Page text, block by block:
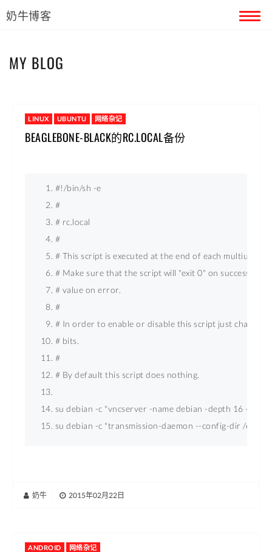
奶牛博客
MY BLOG
LINUX UBUNTU 网络杂记
BEAGLEBONE-BLACK的RC.LOCAL备份
#!/bin/sh -e
#
# rc.local
#
# This script is executed at the end of each multiuser
# Make sure that the script will "exit 0" on success or
# value on error.
#
# In order to enable or disable this script just change
# bits.
#
# By default this script does nothing.
su debian -c "vncserver -name debian -depth 16 -
su debian -c "transmission-daemon --config-dir /etc/
奶牛 2015年02月22日
ANDROID 网络杂记